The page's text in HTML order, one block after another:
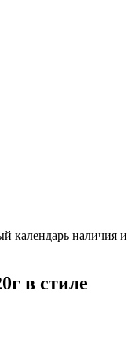
календарь наличия и
в стиле